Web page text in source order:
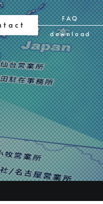
FAQ
download